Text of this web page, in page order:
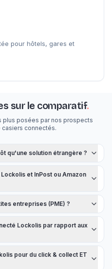
pour hôtels, gares et
sur le comparatif.
plus posées par nos prospects
casiers connectés.
qu'une solution étrangère ?
et InPost ou Amazon
entreprises (PME) ?
Lockolis par rapport aux
pour du click & collect ET